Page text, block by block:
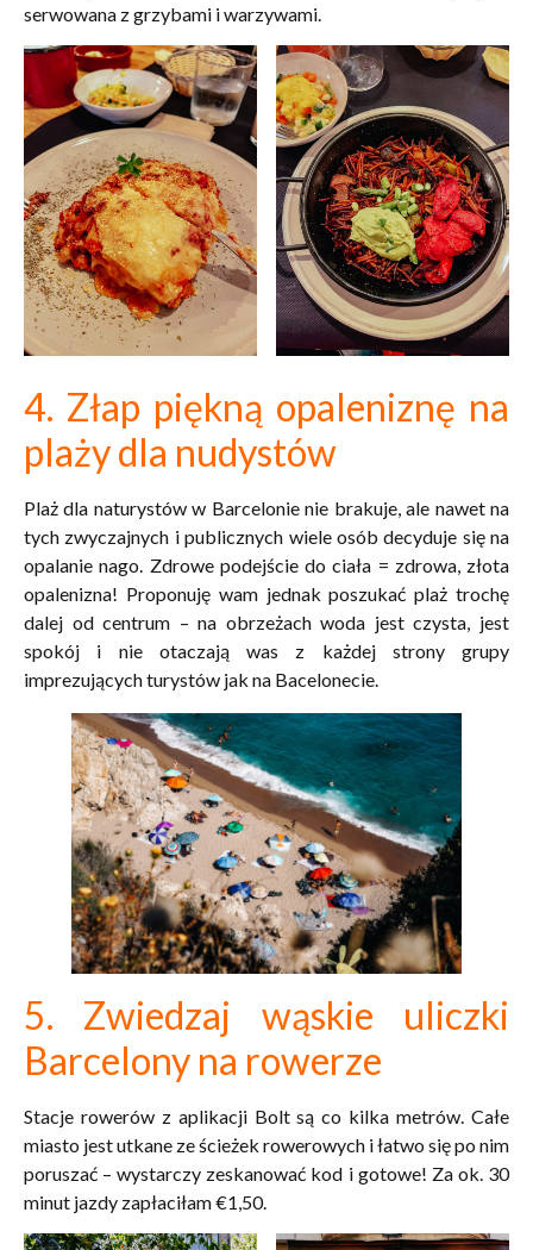
serwowana z grzybami i warzywami.
4. Złap piękną opaleniznę na
plaży dla nudystów
Plaż dla naturystów w Barcelonie nie brakuje, ale nawet na
tych zwyczajnych i publicznych wiele osób decyduje się na
opalanie nago. Zdrowe podejście do ciała = zdrowa, złota
opalenizna! Proponuję wam jednak poszukać plaż trochę
dalej od centrum – na obrzeżach woda jest czysta, jest
spokój i nie otaczają was z każdej strony grupy
imprezujących turystów jak na Bacelonecie.
5. Zwiedzaj wąskie uliczki
Barcelony na rowerze
Stacje rowerów z aplikacji Bolt są co kilka metrów. Całe
miasto jest utkane ze ścieżek rowerowych i łatwo się po nim
poruszać – wystarczy zeskanować kod i gotowe! Za ok. 30
minut jazdy zapłaciłam€1,50.